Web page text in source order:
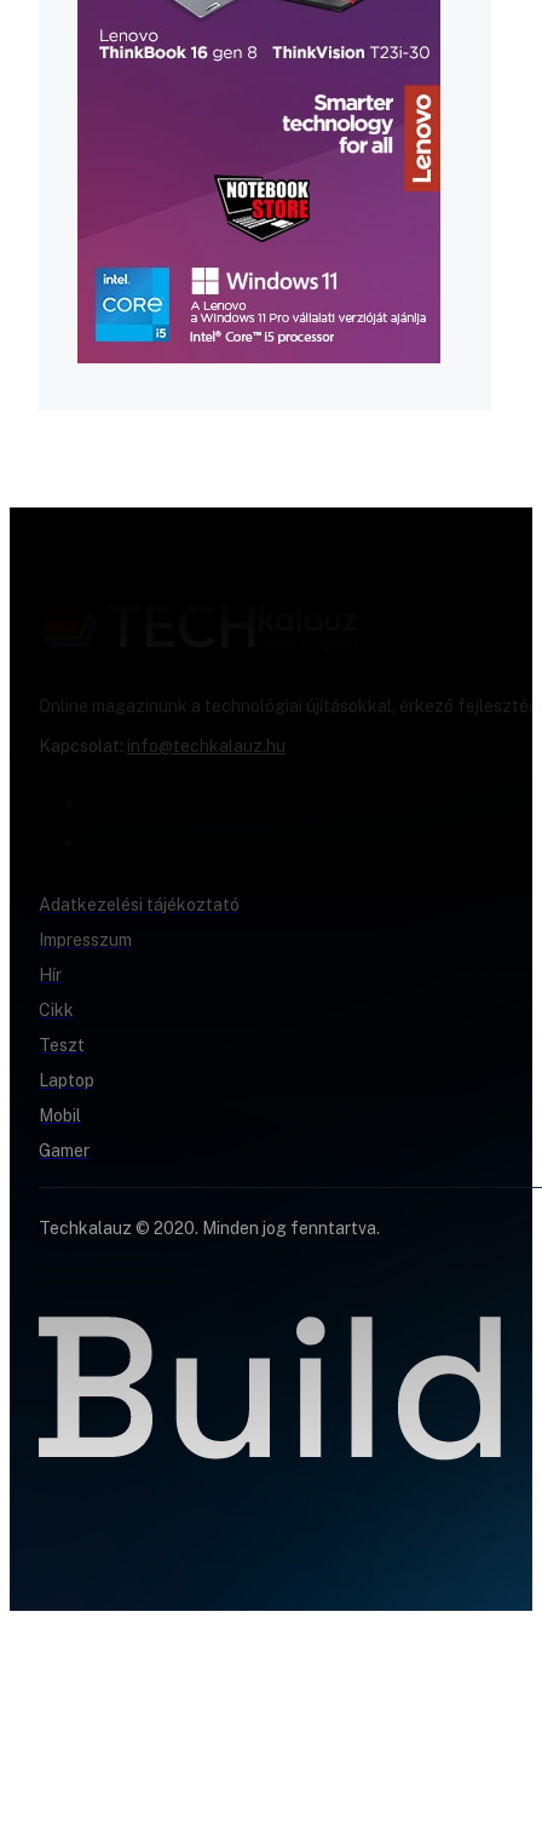
Online magazinunk a technológiai újításokkal, érkező
Kapcsolat: info@techkalauz.hu
Adatkezelési tájékoztató
Impresszum
Hír
Cikk
Teszt
Laptop
Mobil
Gamer
Techkalauz © 2020. Minden jog fenntartva.